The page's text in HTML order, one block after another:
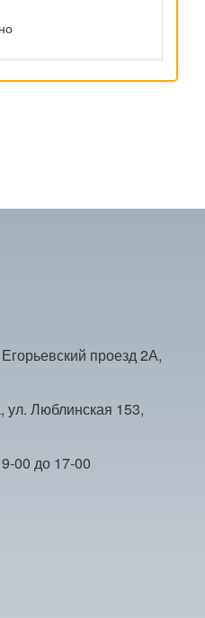
проезд 2А,
Люблинская 153,
00 до 17-00